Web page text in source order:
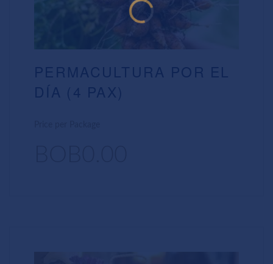
PERMACULTURA POR EL
DÍA (4 PAX)